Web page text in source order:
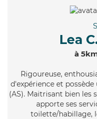
Lea
à
Rigoureuse,
d'expérience et
(AS). Maitrisant bien les
apporte ses
toilette/habillage,